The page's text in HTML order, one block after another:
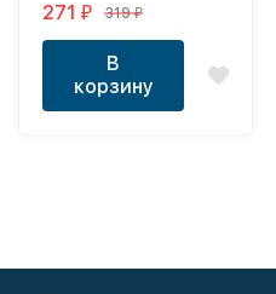
271 ₽ 319₽
В
корзину